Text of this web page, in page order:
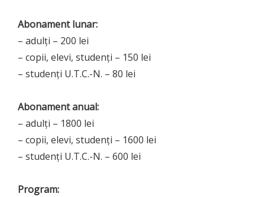
Abonament lunar:
– adulți – 200 lei
– copii, elevi, studenți – 150 lei
– studenți U.T.C.-N. – 80 lei
Abonament anual:
– adulți – 1800 lei
– copii, elevi, studenți – 1600 lei
– studenți U.T.C.-N. – 600 lei
Program: